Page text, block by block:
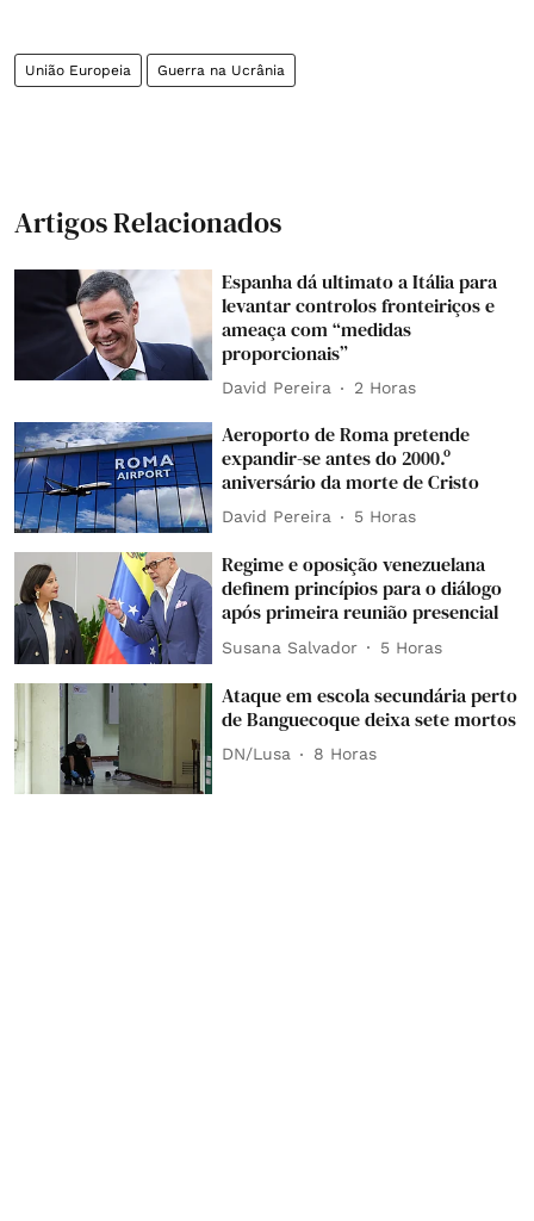
União Europeia Guerra na Ucrânia
Artigos Relacionados
Espanha dá ultimato a Itália para
levantar controlos fronteiriços e
ameaça com “medidas
proporcionais”
David Pereira 2 Horas
Aeroporto de Roma pretende
expandir-se antes do 2000.º
aniversário da morte de Cristo
David Pereira 5 Horas
Regime e oposição venezuelana
definem princípios para o diálogo
após primeira reunião presencial
Susana Salvador 5 Horas
Ataque em escola secundária perto
de Banguecoque deixa sete mortos
DN/Lusa 8 Horas